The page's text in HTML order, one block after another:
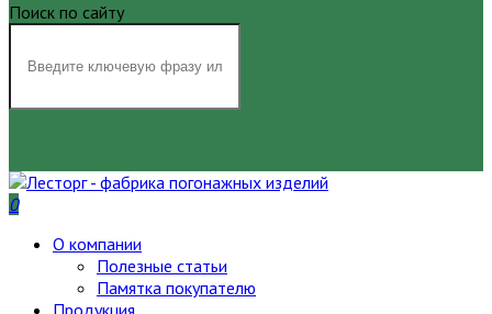
Поиск по сайту
0
О компании
Полезные статьи
Памятка покупателю
Продукция